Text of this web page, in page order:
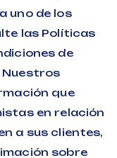
uno de los
las Políticas
de
Nuestros
que
en relación
a sus clientes,
sobre